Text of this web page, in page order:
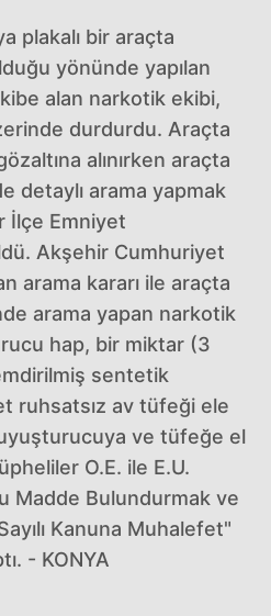
plakalı bir araçta
yönünde yapılan
alan narkotik ekibi,
durdurdu. Araçta
alınırken araçta
detaylı arama yapmak
İlçe Emniyet
Akşehir Cumhuriyet
arama kararı ile araçta
arama yapan narkotik
hap, bir miktar (3
sentetik
ruhsatsız av tüfeği ele
ve tüfeğe el
O.E. ile E.U.
Madde Bulundurmak ve
Kanuna Muhalefet"
- KONYA